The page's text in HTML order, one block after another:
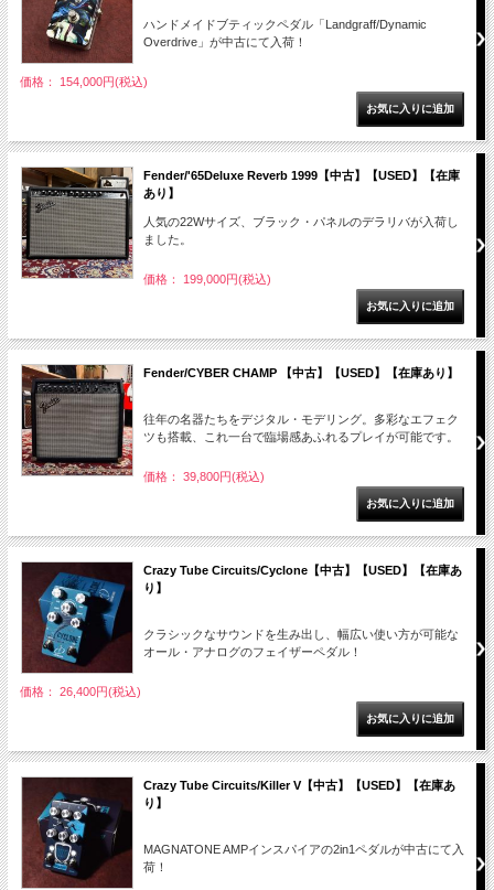
ハンドメイドブティックペダル「Landgraff/Dynamic
Overdrive」が中古にて入荷！
価格： 154,000円(税込)
Fender/'65Deluxe Reverb 1999【中古】【USED】【在庫
あり】
人気の22Wサイズ、ブラック・パネルのデラリバが入荷し
ました。
価格： 199,000円(税込)
Fender/CYBER CHAMP 【中古】【USED】【在庫あり】
往年の名器たちをデジタル・モデリング。多彩なエフェク
ツも搭載、これ一台で臨場感あふれるプレイが可能です。
価格： 39,800円(税込)
Crazy Tube Circuits/Cyclone【中古】【USED】【在庫あ
り】
クラシックなサウンドを生み出し、幅広い使い方が可能な
オール・アナログのフェイザーペダル！
価格： 26,400円(税込)
Crazy Tube Circuits/Killer V【中古】【USED】【在庫あ
り】
MAGNATONE AMPインスパイアの2in1ペダルが中古にて入
荷！